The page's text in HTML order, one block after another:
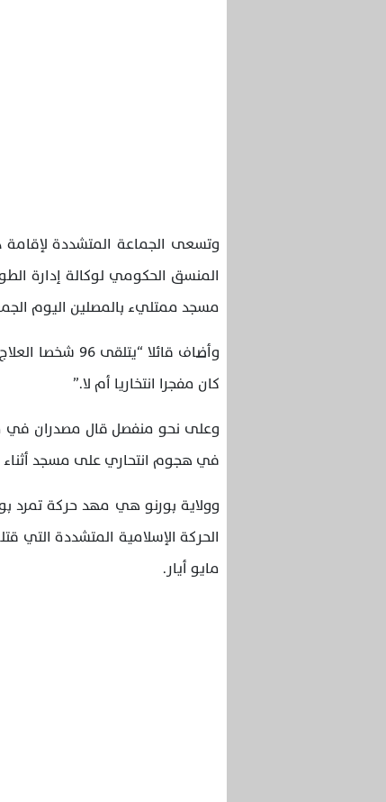
وتسعى الجماعة المتشددة
مسجد ممتليء بالمصلين اليوم
وأضاف قائلا
كان مفجرا انتخاريا أم لا.”
في هجوم انتحاري على مسجد أثناء
وولاية بورنو هي مهد حركة تمرد
الحركة الإسلامية المتشددة
مايو أيار.